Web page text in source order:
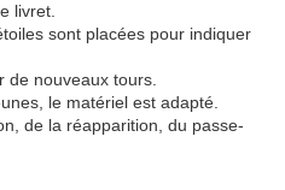
livret.
sont placées pour indiquer
de nouveaux tours.
le matériel est adapté.
de la réapparition, du passe-